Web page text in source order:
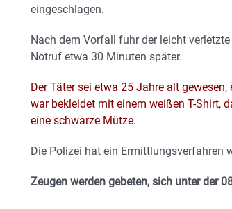
eingeschlagen.
Nach dem Vorfall fuhr der leicht
Notruf etwa 30 Minuten später.
Der Täter sei etwa 25 Jahre alt
war bekleidet mit einem weißen T-Shirt,
eine schwarze Mütze.
Die Polizei hat ein Ermittlungsverfahren
Zeugen werden gebeten, sich unter der